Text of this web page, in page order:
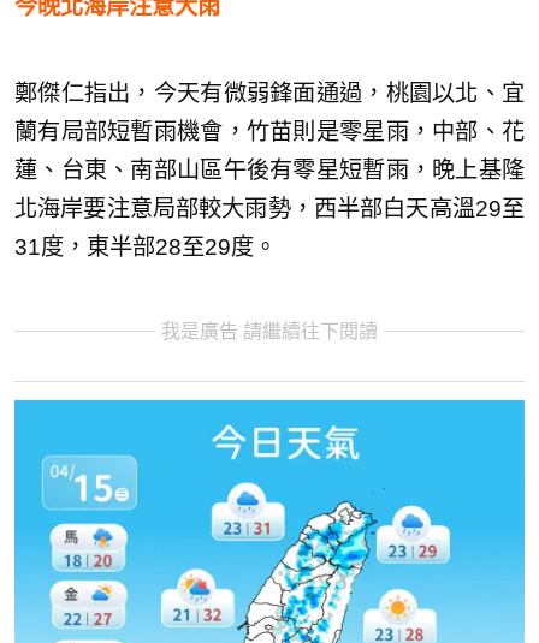
今晚北海岸注意大雨
鄭傑仁指出，今天有微弱鋒面通過，桃園以北、宜
蘭有局部短暫雨機會，竹苗則是零星雨，中部、花
蓮、台東、南部山區午後有零星短暫雨，晚上基隆
北海岸要注意局部較大雨勢，西半部白天高溫29至
31度，東半部28至29度。
我是廣告 請繼續往下閱讀